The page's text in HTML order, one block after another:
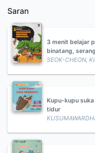
Saran
3 menit belajar
binatang,
SEOK-CHEON,
Kupu-kupu
tidur